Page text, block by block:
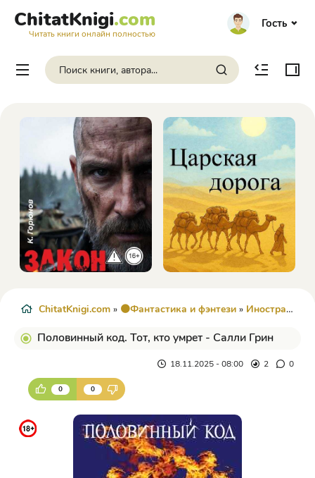
ChitatKnigi.com
Читать книги онлайн полностью
Гость
ChitatKnigi.com » 🟠Фантастика и фэнтези » Иностранное фэнтези
Половинный код. Тот, кто умрет - Салли Грин
18.11.2025 - 08:00 2 0
0 0